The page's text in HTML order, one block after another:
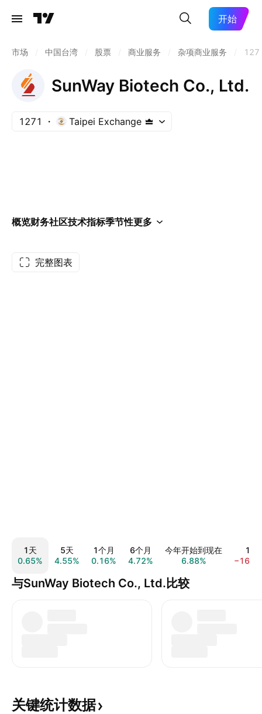
开始
市场 中国台湾 股票 商业服务 杂项商业服务
SunWay Biotech Co., Ltd.
1271 Taipei Exchange
概览财务社区技术指标季节性更多
完整图表
1天
0.65%
5天
4.55%
1个月
0.16%
6个月
4.72%
今年开始到现在
6.88%
1年
与SunWay Biotech Co., Ltd.比较
关键统计数据